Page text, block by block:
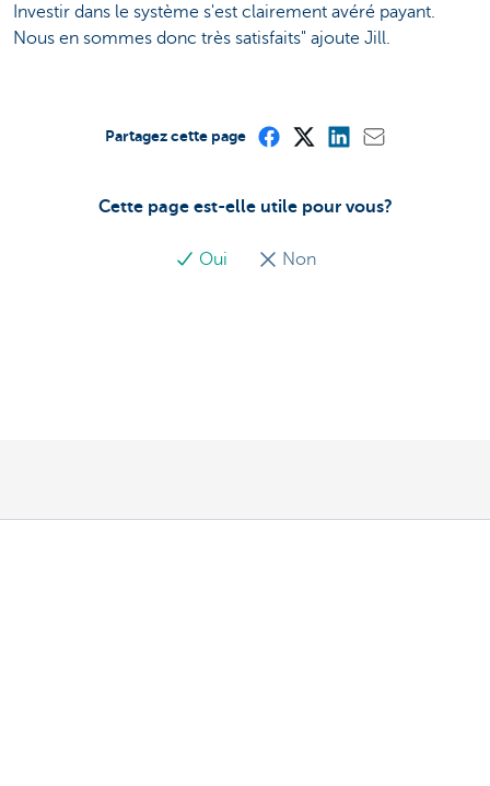
Investir dans le système s'est clairement avéré payant.
Nous en sommes donc très satisfaits" ajoute Jill.
Cette page est-elle utile pour vous?
Oui Non
Partagez cette page